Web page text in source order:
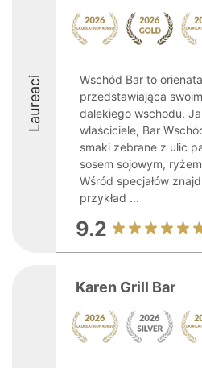
Laureaci
Wschód Bar to
przedstawiająca
dalekiego wschodu.
właściciele, Bar
smaki zebrane z ulic
sosem sojowym,
Wśród specjałów
przykład ...
9.2
Karen Grill Bar